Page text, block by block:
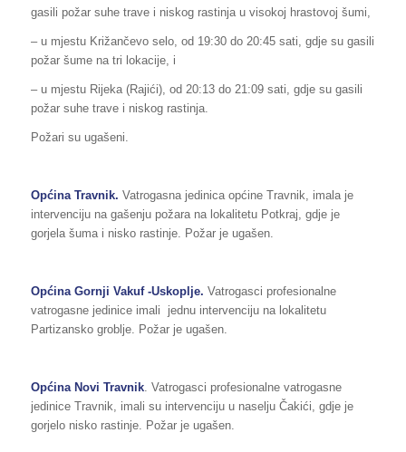
gasili požar suhe trave i niskog rastinja u visokoj hrastovoj šumi,
– u mjestu Križančevo selo, od 19:30 do 20:45 sati, gdje su gasili
požar šume na tri lokacije, i
– u mjestu Rijeka (Rajići), od 20:13 do 21:09 sati, gdje su gasili
požar suhe trave i niskog rastinja.
Požari su ugašeni.
Općina Travnik. Vatrogasna jedinica općine Travnik, imala je
intervenciju na gašenju požara na lokalitetu Potkraj, gdje je
gorjela šuma i nisko rastinje. Požar je ugašen.
Općina Gornji Vakuf -Uskoplje. Vatrogasci profesionalne
vatrogasne jedinice imali jednu intervenciju na lokalitetu
Partizansko groblje. Požar je ugašen.
Općina Novi Travnik. Vatrogasci profesionalne vatrogasne
jedinice Travnik, imali su intervenciju u naselju Čakići, gdje je
gorjelo nisko rastinje. Požar je ugašen.